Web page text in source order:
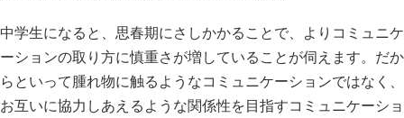
中学生になると、思春期にさしかかることで、よりコミュニケ
ーションの取り方に慎重さが増していることが伺えます。だか
らといって腫れ物に触るようなコミュニケーションではなく、
お互いに協力しあえるような関係性を目指すコミュニケーショ